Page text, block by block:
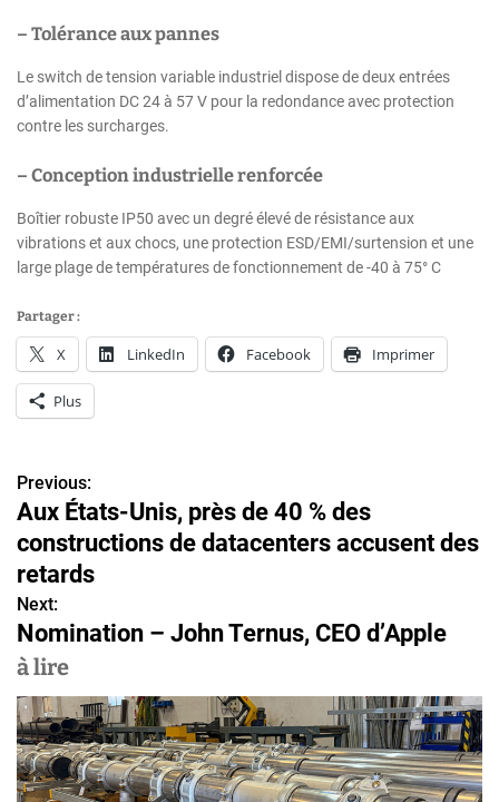
– Tolérance aux pannes
Le switch de tension variable industriel dispose de deux entrées
d’alimentation DC 24 à 57 V pour la redondance avec protection
contre les surcharges.
– Conception industrielle renforcée
Boîtier robuste IP50 avec un degré élevé de résistance aux
vibrations et aux chocs, une protection ESD/EMI/surtension et une
large plage de températures de fonctionnement de -40 à 75° C
Partager :
X LinkedIn Facebook Imprimer
Plus
N
a
v
i
g
a
t
i
Previous:
Aux États-Unis, près de 40 % des
constructions de datacenters accusent des
retards
Next:
Nomination – John Ternus, CEO d’Apple
à lire